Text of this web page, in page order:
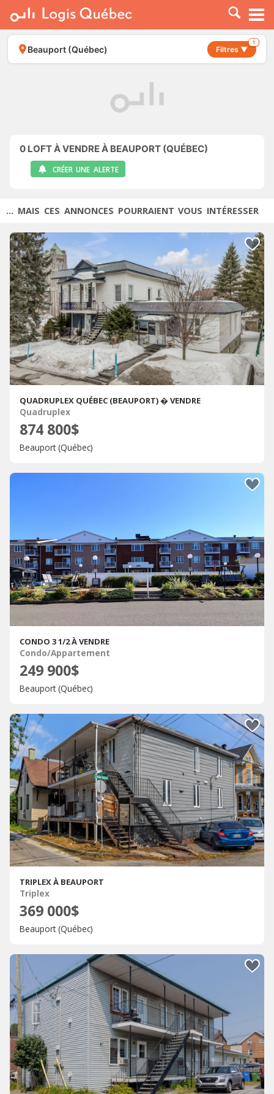
À LOUER
À VENDRE
PLACER UNE ANNONCE
Beauport (Québec) Filtres ▼
1
0 LOFT À VENDRE À BEAUPORT (QUÉBEC)
CRÉER UNE ALERTE
... MAIS CES ANNONCES POURRAIENT VOUS INTÉRESSER
QUADRUPLEX QUÉBEC (BEAUPORT) � VENDRE
Quadruplex
874 800$
Beauport (Québec)
CONDO 3 1/2 À VENDRE
Condo/Appartement
249 900$
Beauport (Québec)
TRIPLEX À BEAUPORT
Triplex
369 000$
Beauport (Québec)